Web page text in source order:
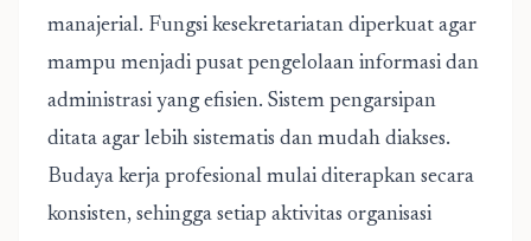
manajerial. Fungsi kesekretariatan diperkuat agar
mampu menjadi pusat pengelolaan informasi dan
administrasi yang efisien. Sistem pengarsipan
ditata agar lebih sistematis dan mudah diakses.
Budaya kerja profesional mulai diterapkan secara
konsisten, sehingga setiap aktivitas organisasi